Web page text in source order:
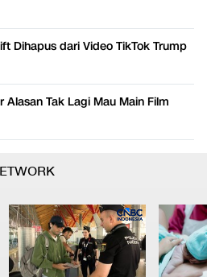
Dihapus dari Video TikTok Trump
Tak Lagi Mau Main Film